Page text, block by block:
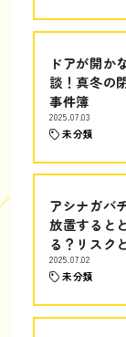
ドアが開か
談！真冬の
事件簿
2025.07.03
未分類
アシナガバ
放置すると
る？リスク
2025.07.02
未分類